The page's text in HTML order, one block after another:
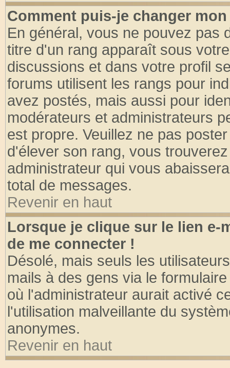
Comment puis-je changer
En général, vous ne pouvez pas
titre d'un rang apparaît sous
discussions et dans votre profil
forums utilisent les rangs pour
avez postés, mais aussi pour
modérateurs et administrateurs
est propre. Veuillez ne pas
d'élever son rang, vous
administrateur qui vous
total de messages.
Revenir en haut
Lorsque je clique sur le lien e-
de me connecter !
Désolé, mais seuls les
mails à des gens via le
où l'administrateur aurait activé
l'utilisation malveillante du
anonymes.
Revenir en haut